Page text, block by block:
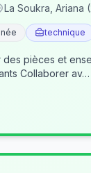
La Soukra, Ariana
technique
pièces et
Collaborer av…